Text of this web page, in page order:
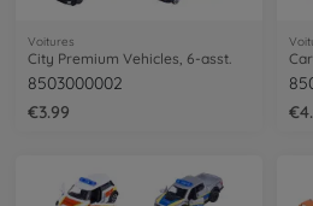
Voitures
City Premium Vehicles, 6-asst.
8503000002
€3.99